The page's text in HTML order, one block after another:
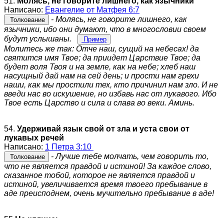
Написано: Евангелие от Матфея 6:7
Толкование
- Молясь, не говорите лишнего, как
язычники, ибо они думают, что в многословии своем
будут услышаны.
Пример
Молитесь же так: Отче наш, сущий на небесах! да
святится имя Твое; да приидет Царствие Твое; да
будет воля Твоя и на земле, как на небе; хлеб наш
насущный дай нам на сей день; и прости нам грехи
наши, как мы простили тех, кто причинил нам зло. И не
введи нас во искушение, но избавь нас от лукавого. Ибо
Твое есть Царство и сила и слава во веки. Аминь.
54. Удерживай язык свой от зла и уста свои от
лукавых речей
Написано: 1 Петра 3:10
Толкование
- Лучше тебе молчать, чем говорить то,
что не является правдой и истиной! За каждое слово,
сказанное тобой, которое не является правдой и
истиной, увеличивается время твоего пребывание в
аде преисподнем, очень мучительно пребывание в аде!